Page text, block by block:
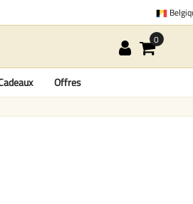
Offres